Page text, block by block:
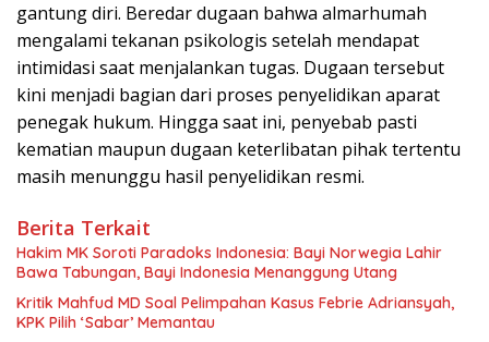
gantung diri. Beredar dugaan bahwa almarhumah
mengalami tekanan psikologis setelah mendapat
intimidasi saat menjalankan tugas. Dugaan tersebut
kini menjadi bagian dari proses penyelidikan aparat
penegak hukum. Hingga saat ini, penyebab pasti
kematian maupun dugaan keterlibatan pihak tertentu
masih menunggu hasil penyelidikan resmi.
Berita Terkait
Hakim MK Soroti Paradoks Indonesia: Bayi Norwegia Lahir
Bawa Tabungan, Bayi Indonesia Menanggung Utang
Kritik Mahfud MD Soal Pelimpahan Kasus Febrie Adriansyah,
KPK Pilih ‘Sabar’ Memantau